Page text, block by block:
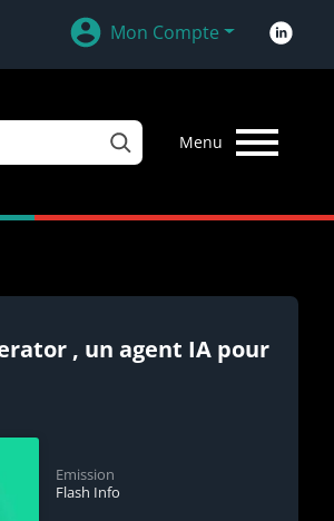
Mon Compte
Menu
, un agent IA pour
Emission
Flash Info